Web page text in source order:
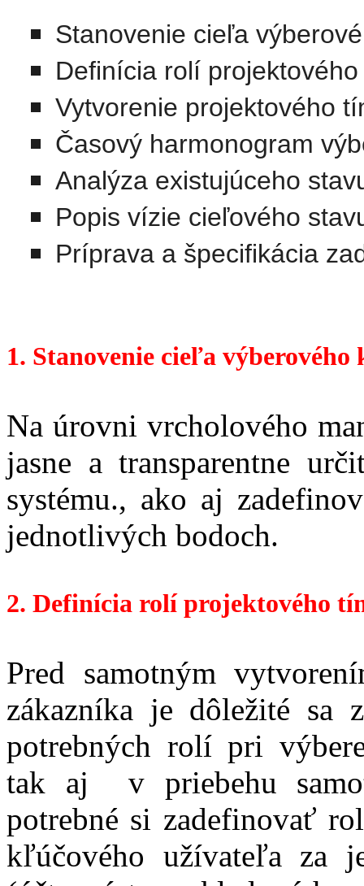
Stanovenie cieľa
Definícia rolí
Vytvorenie projektového
Časový harmonogram
Analýza existujúceho
Popis vízie cieľového
Príprava a špecifikácia
1. Stanovenie cieľa výberového
Na úrovni vrcholového
jasne a transparentne
systému., ako aj
jednotlivých bodoch.
2. Definícia rolí projektového
Pred samotným
zákazníka je dôležité sa
potrebných rolí pri
tak aj v priebehu
potrebné si zadefinovať
kľúčového užívateľa za